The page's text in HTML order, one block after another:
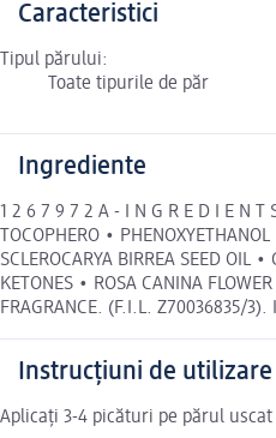
Caracteristici
Tipul părului:
Toate tipurile de păr
Ingrediente
1 2 6 7 9 7 2 A - I N G R E D I E N T
TOCOPHERO •
SCLEROCARYA BIRREA SEED OIL
KETONES • ROSA CANINA
FRAGRANCE. (F.I.L.
Instrucțiuni de utilizare
Aplicați 3-4 picături pe părul